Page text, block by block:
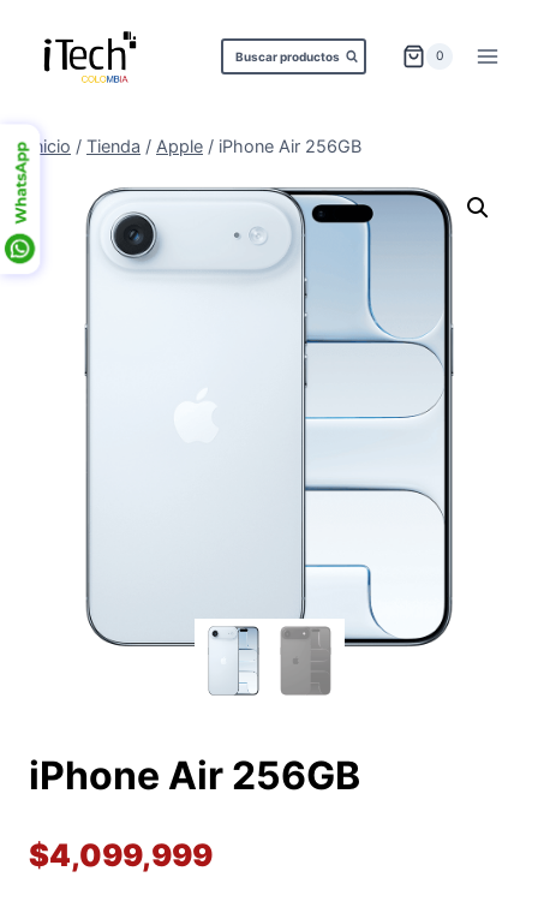
contenido
Buscar productos 0
Inicio / Tienda / Apple / iPhone Air 256GB
iPhone Air 256GB
$4,099,999